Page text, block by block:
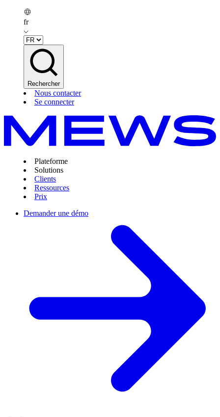
fr
Rechercher
Nous contacter
Se connecter
Plateforme
Solutions
Clients
Ressources
Prix
Demander une démo